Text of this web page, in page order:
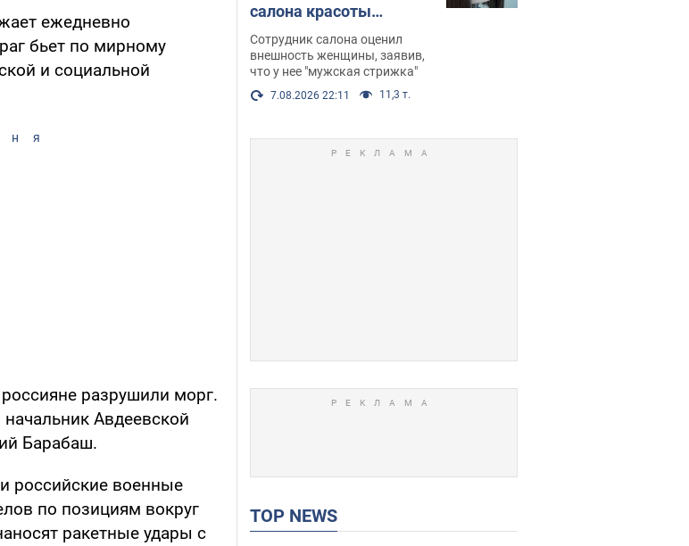
ежедневно
бьет по мирному
и социальной
разрушили морг.
начальник Авдеевской
Барабаш.
российские военные
по позициям вокруг
ракетные удары с
салона красоты
оскорбил женщину
после химиотерапии,
разгорелся скандал.
Фото
Сотрудник салона оценил
внешность женщины, заявив,
что у нее "мужская стрижка"
7.08.2026 22:11 11,3 т.
TOP NEWS